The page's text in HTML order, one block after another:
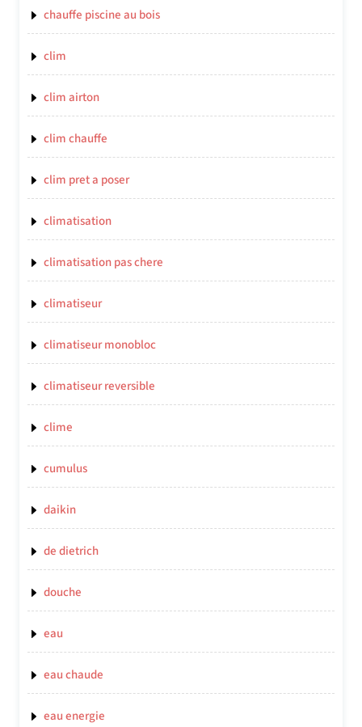
chauffe piscine au bois
clim
clim airton
clim chauffe
clim pret a poser
climatisation
climatisation pas chere
climatiseur
climatiseur monobloc
climatiseur reversible
clime
cumulus
daikin
de dietrich
douche
eau
eau chaude
eau energie